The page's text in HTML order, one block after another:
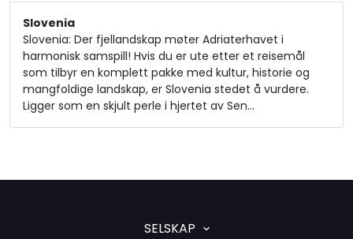
Slovenia
Slovenia: Der fjellandskap møter Adriaterhavet i
harmonisk samspill! Hvis du er ute etter et reisemål
som tilbyr en komplett pakke med kultur, historie og
mangfoldige landskap, er Slovenia stedet å vurdere.
Ligger som en skjult perle i hjertet av Sen…
SELSKAP